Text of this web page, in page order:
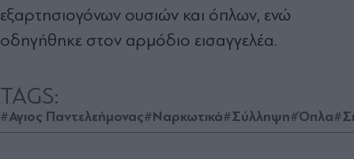
εξαρτησιογόνων ουσιών και όπλων, ενώ
οδηγήθηκε στον αρμόδιο εισαγγελέα.
TAGS:
#Αγιος Παντελεήμονας#Ναρκωτικά#Σύλληψη#Όπλα